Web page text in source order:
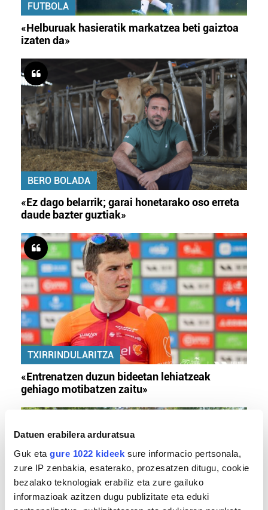
Datuen erabilera arduratsua
Guk eta gure 1022 kideek sure informacio pertsonala,
zure IP zenbakia, esaterako, prozesatzen ditugu, cookie
bezalako teknologiak erabiliz eta zure gailuko
informazioak azitzen dugu publizitate eta eduki
FUTBOLA
«Helburuak hasieratik markatzea beti gaiztoa
izaten da»
BERO BOLADA
«Ez dago belarrik; garai honetarako oso erreta
daude bazter guztiak»
TXIRRINDULARITZA
«Entrenatzen duzun bideetan lehiatzeak
gehiago motibatzen zaitu»